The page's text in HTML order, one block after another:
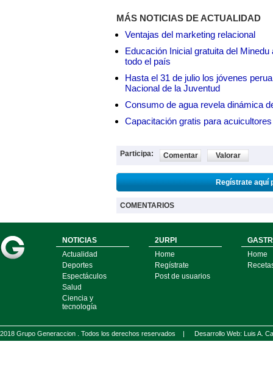
MÁS NOTICIAS DE ACTUALIDAD
Ventajas del marketing relacional
Educación Inicial gratuita del
todo el país
Hasta el 31 de julio los jóvenes
Nacional de la Juventud
Consumo de agua revela dinámica
Capacitación gratis para
Participa: Comentar Valorar
Regístrate aquí
COMENTARIOS
NOTICIAS
Actualidad
Deportes
Espectáculos
Salud
Ciencia y
tecnología
2URPI
Home
Regístrate
Post de usuarios
Home
2018 Grupo Generaccion . Todos los derechos reservados | Desarrollo Web: Luis